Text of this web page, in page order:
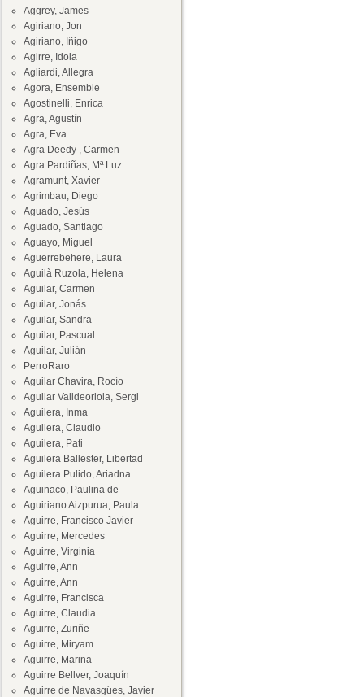
Aggrey, James
Agiriano, Jon
Agiriano, Iñigo
Agirre, Idoia
Agliardi, Allegra
Agora, Ensemble
Agostinelli, Enrica
Agra, Agustín
Agra, Eva
Agra Deedy , Carmen
Agra Pardiñas, Mª Luz
Agramunt, Xavier
Agrimbau, Diego
Aguado, Jesús
Aguado, Santiago
Aguayo, Miguel
Aguerrebehere, Laura
Aguilà Ruzola, Helena
Aguilar, Carmen
Aguilar, Jonás
Aguilar, Sandra
Aguilar, Pascual
Aguilar, Julián
PerroRaro
Aguilar Chavira, Rocío
Aguilar Valldeoriola, Sergi
Aguilera, Inma
Aguilera, Claudio
Aguilera, Pati
Aguilera Ballester, Libertad
Aguilera Pulido, Ariadna
Aguinaco, Paulina de
Aguiriano Aizpurua, Paula
Aguirre, Francisco Javier
Aguirre, Mercedes
Aguirre, Virginia
Aguirre, Ann
Aguirre, Ann
Aguirre, Francisca
Aguirre, Claudia
Aguirre, Zuriñe
Aguirre, Miryam
Aguirre, Marina
Aguirre Bellver, Joaquín
Aguirre de Navasgües, Javier